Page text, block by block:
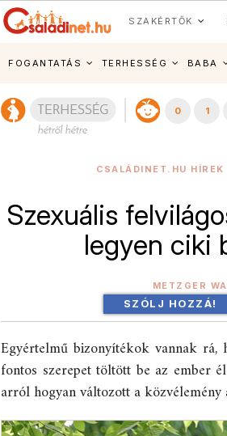
SZAKÉRTŐK
FOGANTATÁS TERHESSÉG BABA
0 1
CSALÁDINET.HU HÍREK
Szexuális
legyen ciki
METZGER
SZÓLJ HOZZÁ!
Egyértelmű bizonyítékok vannak
fontos szerepet töltött be az ember
arról hogyan változott a